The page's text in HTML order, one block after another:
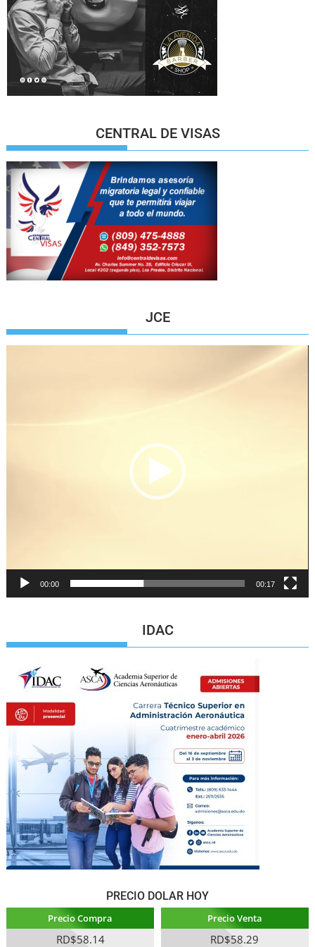
CENTRAL DE VISAS
JCE
00:00 00:17
IDAC
PRECIO DOLAR HOY
Precio Compra
RD$58.14
Precio Venta
RD$58.29